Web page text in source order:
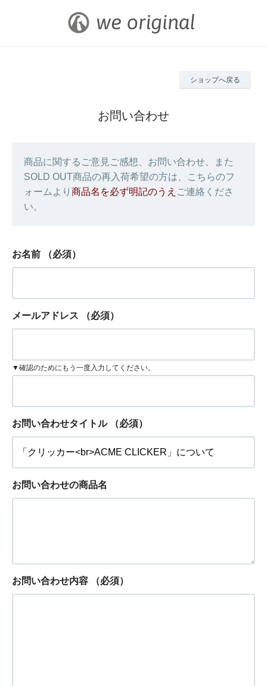
ショップへ戻る
お問い合わせ
商品に関するご意見ご感想、お問い合わせ、また
SOLD OUT商品の再入荷希望の方は、こちらのフ
ォームより 商品名を必ず明記のうえ ご連絡くださ
い。
お名前 （必須）
メールアドレス （必須）
▼確認のためにもう一度入力してください。
お問い合わせタイトル （必須）
お問い合わせの商品名
お問い合わせ内容 （必須）